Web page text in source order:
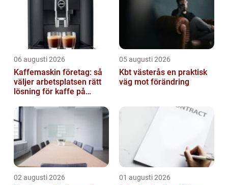
06 augusti 2026
Kaffemaskin företag: så
väljer arbetsplatsen rätt
lösning för kaffe på
05 augusti 2026
Kbt västerås en praktisk
väg mot förändring
02 augusti 2026 01 augusti 2026